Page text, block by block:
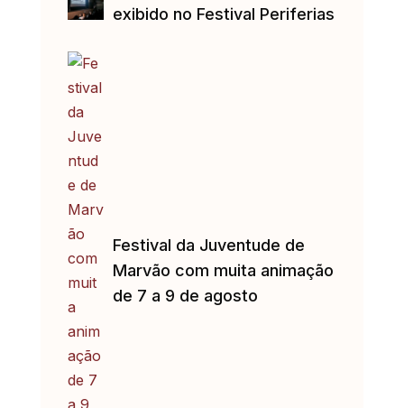
exibido no Festival Periferias
Festival da Juventude de
Marvão com muita animação
de 7 a 9 de agosto